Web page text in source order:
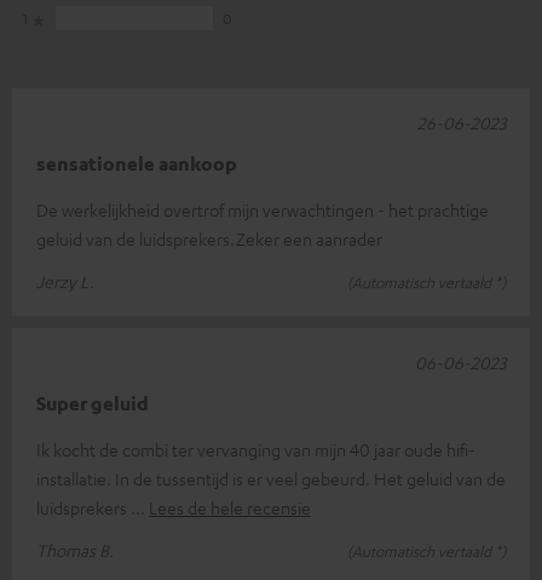
sensationele aankoop
De werkelijkheid overtrof mijn verwachtingen - het prachtige
geluid van de luidsprekers.Zeker een aanrader
Jerzy L.
(Automatisch vertaald *)
26-06-2023
Super geluid
Ik kocht de combi ter vervanging van mijn 40 jaar oude hifi-
installatie. In de tussentijd is er veel gebeurd. Het geluid van de
luidsprekers
Lees de hele recensie
Thomas B.
(Automatisch vertaald *)
06-06-2023